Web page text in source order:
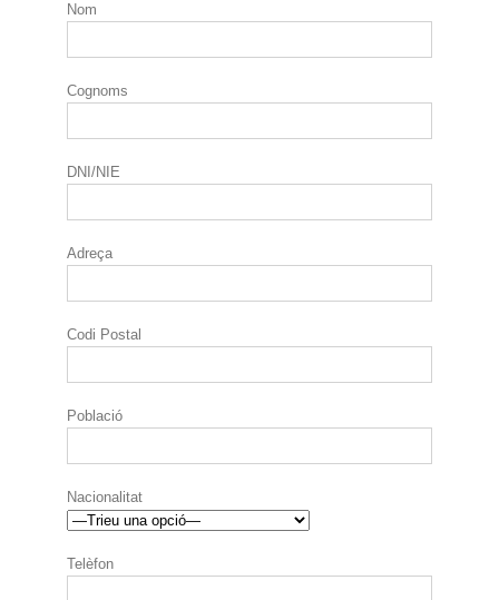
Nom
Cognoms
DNI/NIE
Adreça
Codi Postal
Població
Nacionalitat
Telèfon